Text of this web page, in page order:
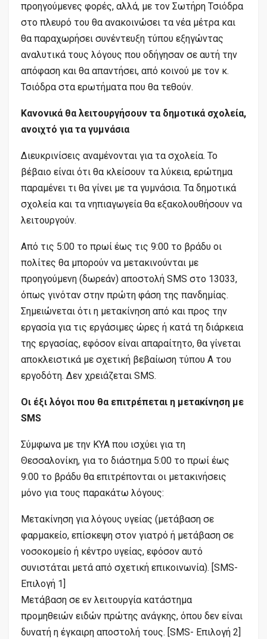
προηγούμενες φορές, αλλά, με τον Σωτήρη Τσιόδρα
στο πλευρό του θα ανακοινώσει τα νέα μέτρα και
θα παραχωρήσει συνέντευξη τύπου εξηγώντας
αναλυτικά τους λόγους που οδήγησαν σε αυτή την
απόφαση και θα απαντήσει, από κοινού με τον κ.
Τσιόδρα στα ερωτήματα που θα τεθούν.
Κανονικά θα λειτουργήσουν τα δημοτικά σχολεία,
ανοιχτό για τα γυμνάσια
Διευκρινίσεις αναμένονται για τα σχολεία. Το
βέβαιο είναι ότι θα κλείσουν τα λύκεια, ερώτημα
παραμένει τι θα γίνει με τα γυμνάσια. Τα δημοτικά
σχολεία και τα νηπιαγωγεία θα εξακολουθήσουν να
λειτουργούν.
Από τις 5:00 το πρωί έως τις 9:00 το βράδυ οι
πολίτες θα μπορούν να μετακινούνται με
προηγούμενη (δωρεάν) αποστολή SMS στο 13033,
όπως γινόταν στην πρώτη φάση της πανδημίας.
Σημειώνεται ότι η μετακίνηση από και προς την
εργασία για τις εργάσιμες ώρες ή κατά τη διάρκεια
της εργασίας, εφόσον είναι απαραίτητο, θα γίνεται
αποκλειστικά με σχετική βεβαίωση τύπου Α του
εργοδότη. Δεν χρειάζεται SMS.
Οι έξι λόγοι που θα επιτρέπεται η μετακίνηση με
SMS
Σύμφωνα με την ΚΥΑ που ισχύει για τη
Θεσσαλονίκη, για το διάστημα 5:00 το πρωί έως
9:00 το βράδυ θα επιτρέπονται οι μετακινήσεις
μόνο για τους παρακάτω λόγους:
Μετακίνηση για λόγους υγείας (μετάβαση σε
φαρμακείο, επίσκεψη στον γιατρό ή μετάβαση σε
νοσοκομείο ή κέντρο υγείας, εφόσον αυτό
συνιστάται μετά από σχετική επικοινωνία). [SMS-
Επιλογή 1]
Μετάβαση σε εν λειτουργία κατάστημα
προμηθειών ειδών πρώτης ανάγκης, όπου δεν είναι
δυνατή η έγκαιρη αποστολή τους. [SMS- Επιλογή 2]